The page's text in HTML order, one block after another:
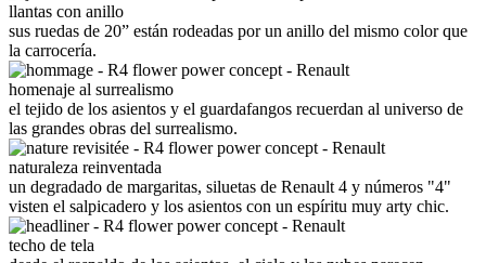
llantas con anillo
sus ruedas de 20” están rodeadas por un anillo del mismo color que
la carrocería.
homenaje al surrealismo
el tejido de los asientos y el guardafangos recuerdan al universo de
las grandes obras del surrealismo.
naturaleza reinventada
un degradado de margaritas, siluetas de Renault 4 y números "4"
visten el salpicadero y los asientos con un espíritu muy arty chic.
techo de tela